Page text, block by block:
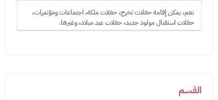
نعم، يمكن إقامة حفلات تخرج، حفلات ملكة، اجتماعات ومؤتمرات،
حفلات استقبال مولود جديد، حفلات عيد ميلاد، وغيرها.
القسم